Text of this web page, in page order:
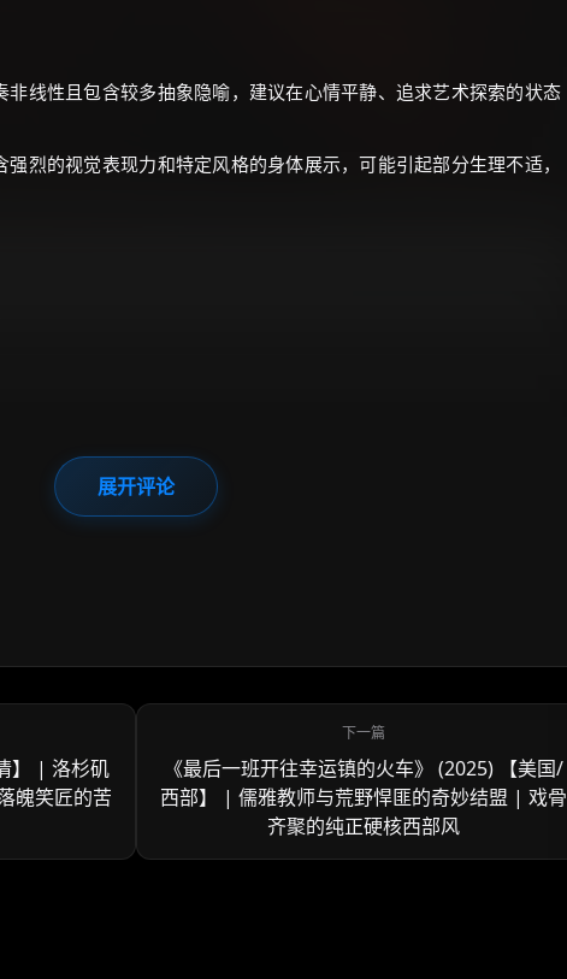
线性且包含较多抽象隐喻，建议在心情平静、追求艺术探索的状态
烈的视觉表现力和特定风格的身体展示，可能引起部分生理不适，
展开评论
】 | 洛杉矶
魄笑匠的苦
《最后一班开往幸运镇的火车》 (2025) 【美国/
西部】 | 儒雅教师与荒野悍匪的奇妙结盟 | 戏骨
齐聚的纯正硬核西部风